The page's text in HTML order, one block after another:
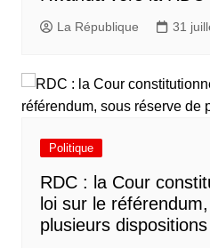
La République 31
Politique
RDC : la Cour
loi sur le
plusieurs dispositions